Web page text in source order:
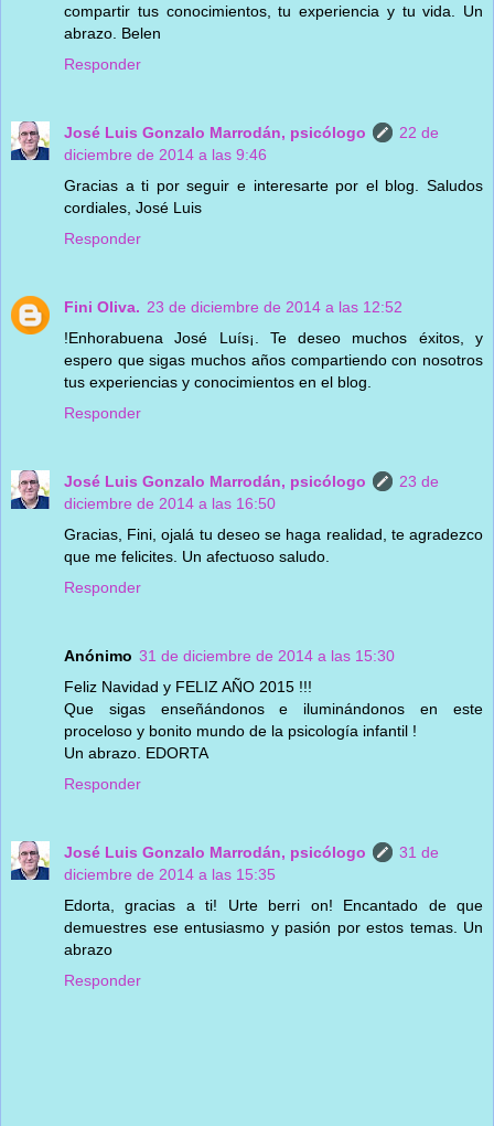
compartir tus conocimientos, tu experiencia y tu vida. Un
abrazo. Belen
Responder
José Luis Gonzalo Marrodán, psicólogo
22 de
diciembre de 2014 a las 9:46
Gracias a ti por seguir e interesarte por el blog. Saludos
cordiales, José Luis
Responder
Fini Oliva. 23 de diciembre de 2014 a las 12:52
!Enhorabuena José Luís¡. Te deseo muchos éxitos, y
espero que sigas muchos años compartiendo con nosotros
tus experiencias y conocimientos en el blog.
Responder
José Luis Gonzalo Marrodán, psicólogo
23 de
diciembre de 2014 a las 16:50
Gracias, Fini, ojalá tu deseo se haga realidad, te agradezco
que me felicites. Un afectuoso saludo.
Responder
Anónimo 31 de diciembre de 2014 a las 15:30
Feliz Navidad y FELIZ AÑO 2015 !!!
Que sigas enseñándonos e iluminándonos en este
proceloso y bonito mundo de la psicología infantil !
Un abrazo. EDORTA
Responder
José Luis Gonzalo Marrodán, psicólogo
31 de
diciembre de 2014 a las 15:35
Edorta, gracias a ti! Urte berri on! Encantado de que
demuestres ese entusiasmo y pasión por estos temas. Un
abrazo
Responder